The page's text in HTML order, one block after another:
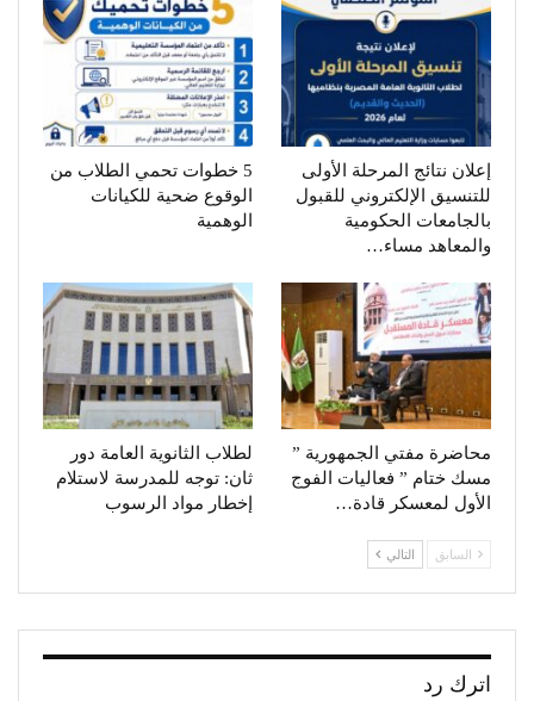
إعلان نتائج المرحلة الأولى
للتنسيق الإلكتروني للقبول
بالجامعات الحكومية
والمعاهد مساء…
5 خطوات تحمي الطلاب من
الوقوع ضحية للكيانات
الوهمية
محاضرة مفتي الجمهورية ”
مسك ختام ” فعاليات الفوج
الأول لمعسكر قادة…
لطلاب الثانوية العامة دور
ثان: توجه للمدرسة لاستلام
إخطار مواد الرسوب
السابق التالي
اترك رد